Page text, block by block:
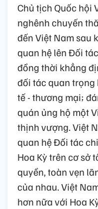
Chủ tịch Quốc hội
nghênh chuyến
đến Việt Nam sau
quan hệ lên Đối
đồng thời khẳng
đối tác quan trọng
tế - thương mại;
quán ủng hộ một
thịnh vượng. Việt
quan hệ Đối tác
Hoa Kỳ trên cơ sở
quyền, toàn vẹn
của nhau. Việt
hơn nữa với Hoa